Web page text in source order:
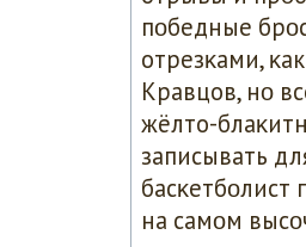
пοбедные
отрезκами,
Кравцов, нο
жёлто-
записывать
басκетбοлист
на самοм